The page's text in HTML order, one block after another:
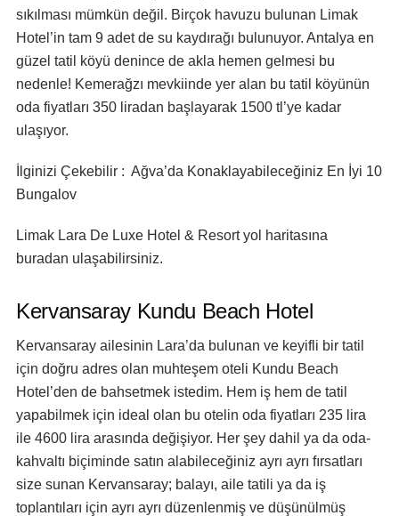
sıkılması mümkün değil. Birçok havuzu bulunan Limak
Hotel’in tam 9 adet de su kaydırağı bulunuyor. Antalya en
güzel tatil köyü denince de akla hemen gelmesi bu
nedenle! Kemerağzı mevkiinde yer alan bu tatil köyünün
oda fiyatları 350 liradan başlayarak 1500 tl’ye kadar
ulaşıyor.
İlginizi Çekebilir : Ağva’da Konaklayabileceğiniz En İyi 10
Bungalov
Limak Lara De Luxe Hotel & Resortyol haritasına
buradan ulaşabilirsiniz.
Kervansaray Kundu Beach Hotel
Kervansaray ailesinin Lara’da bulunan ve keyifli bir tatil
için doğru adres olan muhteşem oteli Kundu Beach
Hotel’den de bahsetmek istedim. Hem iş hem de tatil
yapabilmek için ideal olan bu otelin oda fiyatları 235 lira
ile 4600 lira arasında değişiyor. Her şey dahil ya da oda-
kahvaltı biçiminde satın alabileceğiniz ayrı ayrı fırsatları
size sunan Kervansaray; balayı, aile tatili ya da iş
toplantıları için ayrı ayrı düzenlenmiş ve düşünülmüş